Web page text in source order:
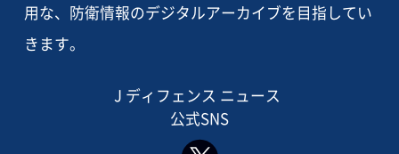
用な、防衛情報のデジタルアーカイブを目指してい
きます。
J ディフェンス ニュース
公式SNS